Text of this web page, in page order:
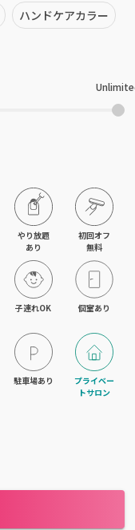
ハンドケアカラー
やり放題
あり
初回オフ
無料
子連れOK 個室あり
駐車場あり
プライベー
トサロン